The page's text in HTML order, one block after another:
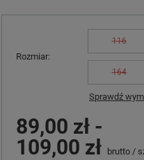
Rozmiar
116
164
Sprawdź
89,00 zł -
109,00 zł
brutto /